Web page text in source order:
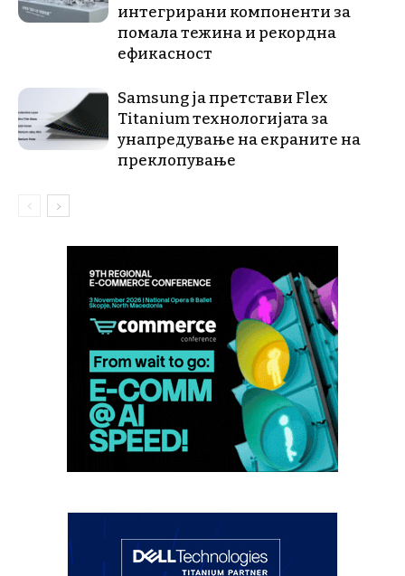
интегрирани компоненти за
помала тежина и рекордна
ефикасност
Samsung ја претстави Flex
Titanium технологијата за
унапредување на екраните на
преклопување